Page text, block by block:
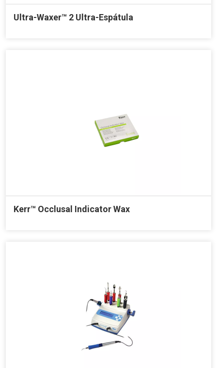
Ultra-Waxer™ 2 Ultra-Espátula
Kerr™ Occlusal Indicator Wax